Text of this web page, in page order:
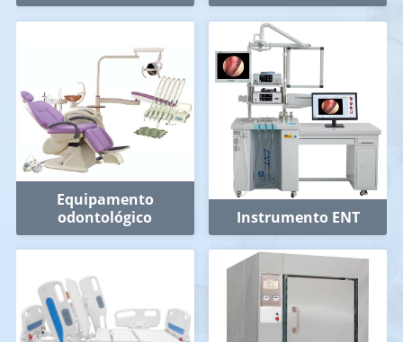
Equipamento
odontológico
Instrumento ENT